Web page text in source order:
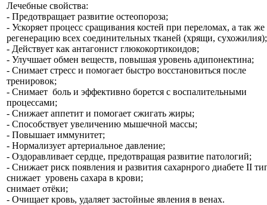
Лечебные свойства:
- Предотвращает развитие остеопороза;
- Ускоряет процесс сращивания костей при переломах, а так же
регенерацию всех соединительных тканей (хрящи, сухожилия);
- Действует как антагонист глюкокортикоидов;
- Улучшает обмен веществ, повышая уровень адипонектина;
- Снимает стресс и помогает быстро восстановиться после
тренировок;
- Снимает боль и эффективно борется с воспалительными
процессами;
- Снижает аппетит и помогает сжигать жиры;
- Способствует увеличению мышечной массы;
- Повышает иммунитет;
- Нормализует артериальное давление;
- Оздоравливает сердце, предотвращая развитие патологий;
- Снижает риск появления и развития сахарнрого диабете II
снижает уровень сахара в крови;
снимает отёки;
- Очищает кровь, удаляет застойные явления в венах.